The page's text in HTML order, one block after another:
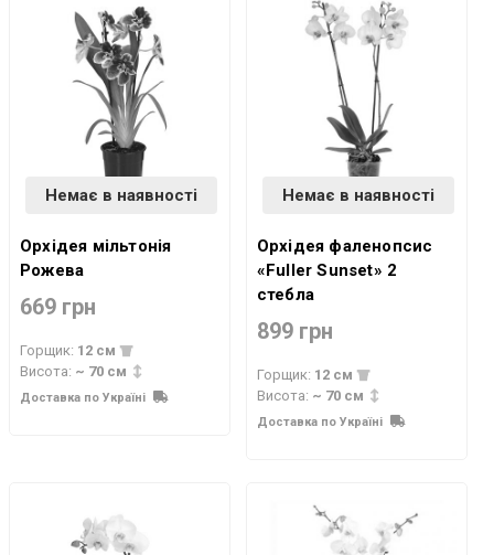
Немає в наявності
Орхідея мільтонія
Рожева
669 грн
Горщик: 12 см
Висота: ~ 70 см
Доставка по Україні
Немає в наявності
Орхідея фаленопсис
«Fuller Sunset» 2
стебла
899 грн
Горщик: 12 см
Висота: ~ 70 см
Доставка по Україні